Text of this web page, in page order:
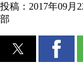
投稿： 2017年09月
部